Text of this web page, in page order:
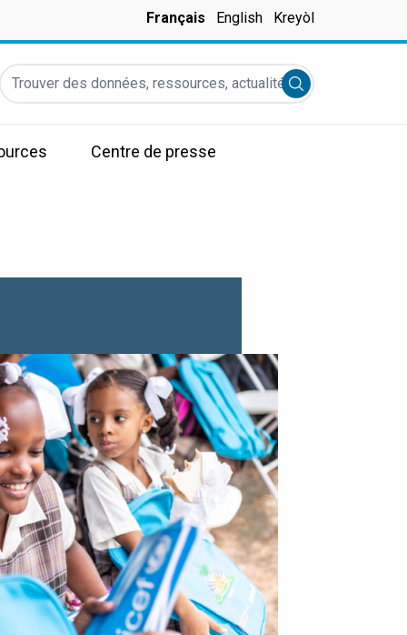
Français English Kreyòl
Trouver des données, ressources, actualités et autres
Submit search
Centre de presse